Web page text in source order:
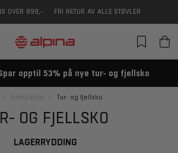
OVER 899,- FRI RETUR AV ALLE STØVLER
opptil 53% på nye tur- og fjellsko
Kampanjer Tur- og fjellsko
OG FJELLSKO
LAGERRYDDING